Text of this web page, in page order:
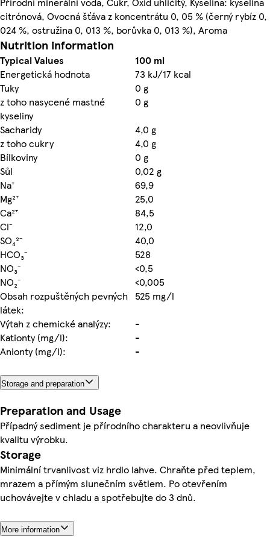
citrónová, Ovocná šťáva z koncentrátu 0, 05 % (černý rybíz 0,
024 %, ostružina 0, 013 %, borůvka 0, 013 %), Aroma
Nutrition information
Typical Values
100 ml
Energetická hodnota
73 kJ/17 kcal
Tuky
0 g
z toho nasycené mastné
kyseliny
0 g
Sacharidy
4,0 g
z toho cukry
4,0 g
Bílkoviny
0 g
Sůl
0,02 g
Na⁺
69,9
Mg²⁺
25,0
Ca²⁺
84,5
Cl⁻
12,0
SO₄²⁻
40,0
HCO₃⁻
528
NO₃⁻
<0,5
NO₂⁻
<0,005
Obsah rozpuštěných pevných
látek:
525 mg/l
Výtah z chemické analýzy:
-
Kationty (mg/l):
-
Anionty (mg/l):
-
Storage and preparation
Preparation and Usage
Případný sediment je přírodního charakteru a neovlivňuje
kvalitu výrobku.
Storage
Minimální trvanlivost viz hrdlo lahve. Chraňte před teplem,
mrazem a přímým slunečním světlem. Po otevřením
uchovávejte v chladu a spotřebujte do 3 dnů.
More information